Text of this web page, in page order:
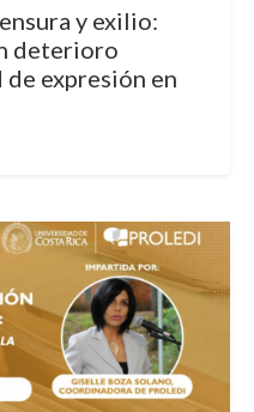
y exilio:
deterioro
expresión en